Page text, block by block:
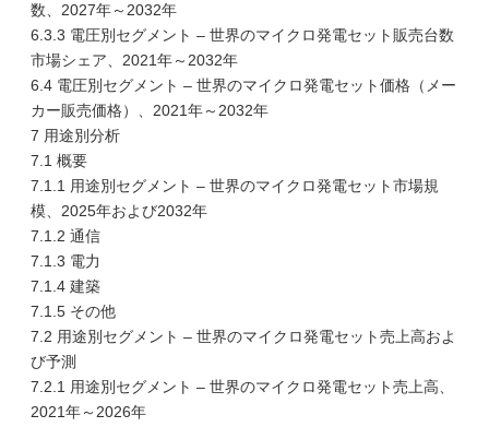
数、2027年～2032年
6.3.3 電圧別セグメント – 世界のマイクロ発電セット販売台数
市場シェア、2021年～2032年
6.4 電圧別セグメント – 世界のマイクロ発電セット価格（メー
カー販売価格）、2021年～2032年
7 用途別分析
7.1 概要
7.1.1 用途別セグメント – 世界のマイクロ発電セット市場規
模、2025年および2032年
7.1.2 通信
7.1.3 電力
7.1.4 建築
7.1.5 その他
7.2 用途別セグメント – 世界のマイクロ発電セット売上高およ
び予測
7.2.1 用途別セグメント – 世界のマイクロ発電セット売上高、
2021年～2026年